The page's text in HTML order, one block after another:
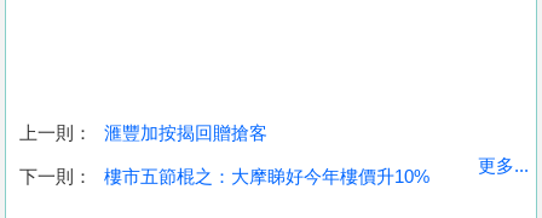
收
上一則： 滙豐加按揭回贈搶客
下一則： 樓市五節棍之：大摩睇好今年樓價升10%
更多...